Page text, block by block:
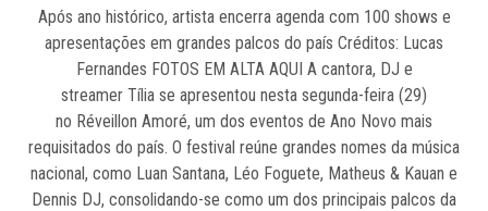
Após ano histórico, artista encerra agenda com 100 shows e
apresentações em grandes palcos do país Créditos: Lucas
Fernandes FOTOS EM ALTA AQUI A cantora, DJ e
streamer Tília se apresentou nesta segunda-feira (29)
no Réveillon Amoré, um dos eventos de Ano Novo mais
requisitados do país. O festival reúne grandes nomes da música
nacional, como Luan Santana, Léo Foguete, Matheus & Kauan e
Dennis DJ, consolidando-se como um dos principais palcos da